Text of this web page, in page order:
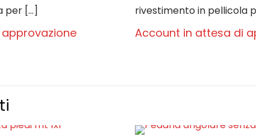
per […]
rivestimento in pellicola
Account in attesa di